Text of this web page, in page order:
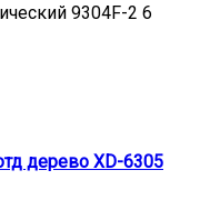
9304F-2 6
дерево XD-6305